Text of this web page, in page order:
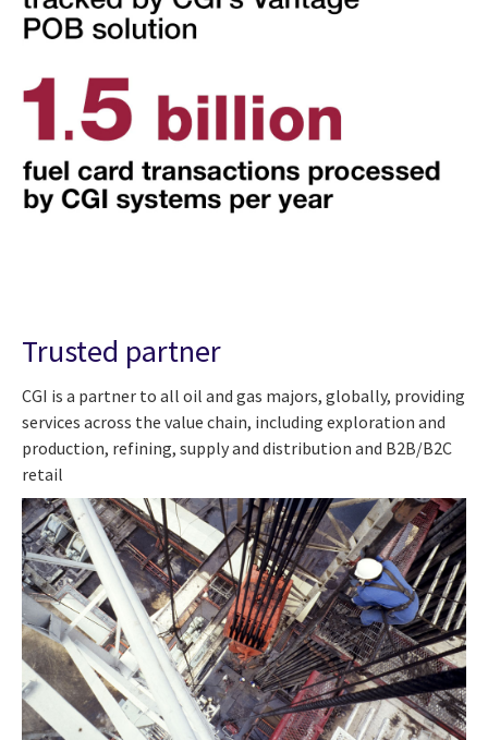
Trusted partner
CGI is a partner to all oil and gas majors, globally, providing
services across the value chain, including exploration and
production, refining, supply and distribution and B2B/B2C
retail